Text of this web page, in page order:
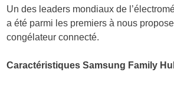
Un des leaders mondiaux de
a été parmi les premiers à nous
congélateur connecté.
Caractéristiques Samsung Family